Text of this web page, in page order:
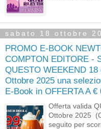
sabato 18 ottobre
PROMO E-BOOK
COMPTON EDITORE -
QUESTO WEEKEND 18
Ottobre 2025 una
E-Book in OFFERTA A €
Offerta valida
Ottobre 2025
seguito per